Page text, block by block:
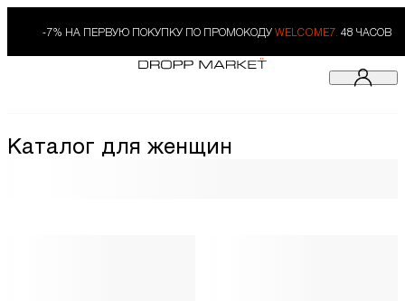
-7% НА ПЕРВУЮ ПОКУПКУ ПО ПРОМОКОДУ WELCOME7. 48 ЧАСОВ
Каталог для женщин